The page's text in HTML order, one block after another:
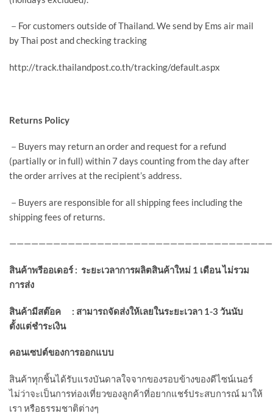
－For customers outside of Thailand. We send by Ems air mail
by Thai post and checking tracking
http://track.thailandpost.co.th/tracking/default.aspx
Returns Policy
－Buyers may return an order and request for a refund
(partially or in full) within 7 days counting from the day after
the order arrives at the recipient’s address.
－Buyers are responsible for all shipping fees including the
shipping fees of returns.
สินค้าพรีออเดอร์: ระยะเวลาการผลิตสินค้าใหม่ 1 เดือน ไม่รวม
การส่ง
สินค้ามีสต๊อค : สามารถจัดส่งให้เลยในระยะเวลา 1-3 วันนับ
ตั้งแต่ชำระเงิน
คอนเซปต์ของการออกแบบ
สินค้าทุกชิ้นได้รับแรงบันดาลใจจากของรอบข้างของดีไซน์เนอร์
ไม่ว่าจะเป็นการท่องเที่ยวของลูกค้าที่อยากแชร์ประสบการณ์ มาให้
เรา หรือธรรมชาติต่างๆ